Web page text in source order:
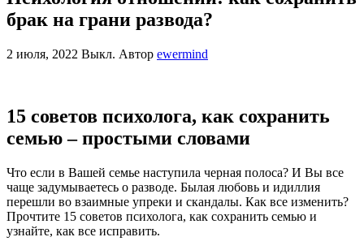
брак на грани развода?
2 июля, 2022 Выкл. Автор ewermind
15 советов психолога, как сохранить
семью – простыми словами
Что если в Вашей семье наступила черная полоса? И Вы все
чаще задумываетесь о разводе. Былая любовь и идиллия
перешли во взаимные упреки и скандалы. Как все изменить?
Прочтите 15 советов психолога, как сохранить семью и
узнайте, как все исправить.